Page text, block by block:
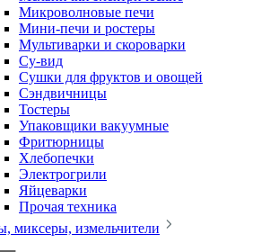
Микроволновые печи
Мини-печи и ростеры
Мультиварки и скороварки
Су-вид
Сушки для фруктов и овощей
Сэндвичницы
Тостеры
Упаковщики вакуумные
Фритюрницы
Хлебопечки
Электрогрили
Яйцеварки
Прочая техника
миксеры, измельчители